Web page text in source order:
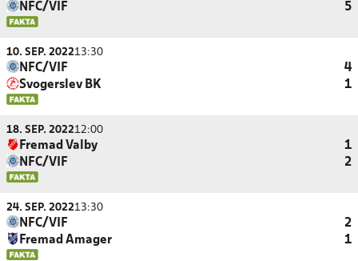
NFC/VIF
5
10. SEP. 202213:30
NFC/VIF
4
Svogerslev BK
1
18. SEP. 202212:00
Fremad Valby
1
NFC/VIF
2
24. SEP. 202213:30
NFC/VIF
2
Fremad Amager
1